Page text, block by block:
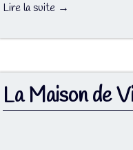
Lire la suite →
La Maison de